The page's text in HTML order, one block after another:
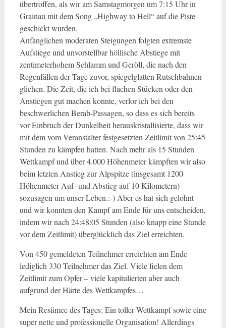
übertroffen, als wir am Samstagmorgen um 7:15 Uhr in
Grainau mit dem Song „Highway to Hell“ auf die Piste
geschickt wurden.
Anfänglichen moderaten Steigungen folgten extremste
Aufstiege und unvorstellbar höllische Abstiege mit
zentimeterhohem Schlamm und Geröll, die nach den
Regenfällen der Tage zuvor, spiegelglatten Rutschbahnen
glichen. Die Zeit, die ich bei flachen Stücken oder den
Anstiegen gut machen konnte, verlor ich bei den
beschwerlichen Berab-Passagen, so dass es sich bereits
vor Einbruch der Dunkelheit herauskristallisierte, dass wir
mit dem vom Veranstalter festgesetzten Zeitlimit von 25:45
Stunden zu kämpfen hatten. Nach mehr als 15 Stunden
Wettkampf und über 4.000 Höhenmeter kämpften wir also
beim letzten Anstieg zur Alpspitze (insgesamt 1200
Höhenmeter Auf- und Abstieg auf 10 Kilometern)
sozusagen um unser Leben.:-) Aber es hat sich gelohnt
und wir konnten den Kampf am Ende für uns entscheiden,
indem wir nach 24:48:05 Stunden (also knapp eine Stunde
vor dem Zeitlimit) überglücklich das Ziel erreichten.
Von 450 gemeldeten Teilnehmer erreichten am Ende
lediglich 330 Teilnehmer das Ziel. Viele fielen dem
Zeitlimit zum Opfer – viele kapitulierten aber auch
aufgrund der Härte des Wettkampfes…
Mein Resümee des Tages: Ein toller Wettkampf sowie eine
super nette und professionelle Organisation! Allerdings